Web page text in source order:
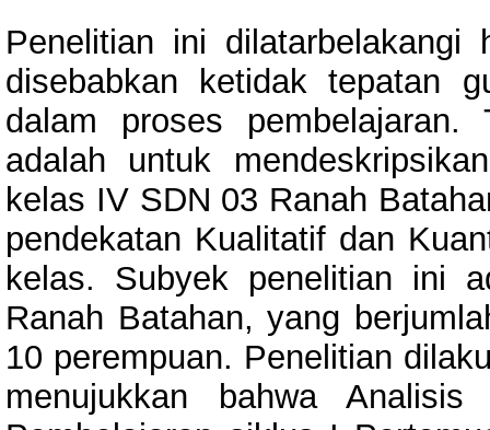
Penelitian ini
disebabkan ketidak tepatan
dalam proses
adalah untuk
kelas IV SDN 03 Ranah
pendekatan Kualitatif dan
kelas. Subyek penelitian ini
Ranah Batahan, yang
10 perempuan. Penelitian
menujukkan bahwa